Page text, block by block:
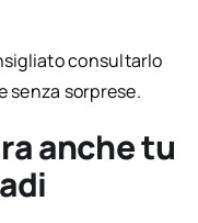
consultarlo
senza sorprese.
anche tu